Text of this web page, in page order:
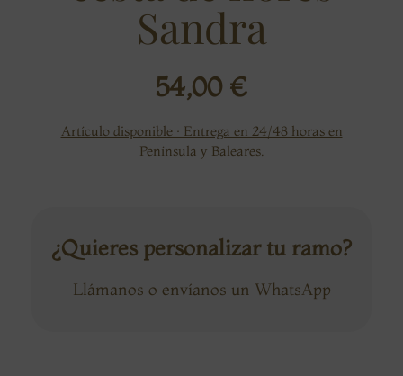
Sandra
54,00 €
Artículo disponible · Entrega en 24/48 horas en
Península y Baleares.
¿Quieres personalizar tu ramo?
Llámanos o envíanos un WhatsApp